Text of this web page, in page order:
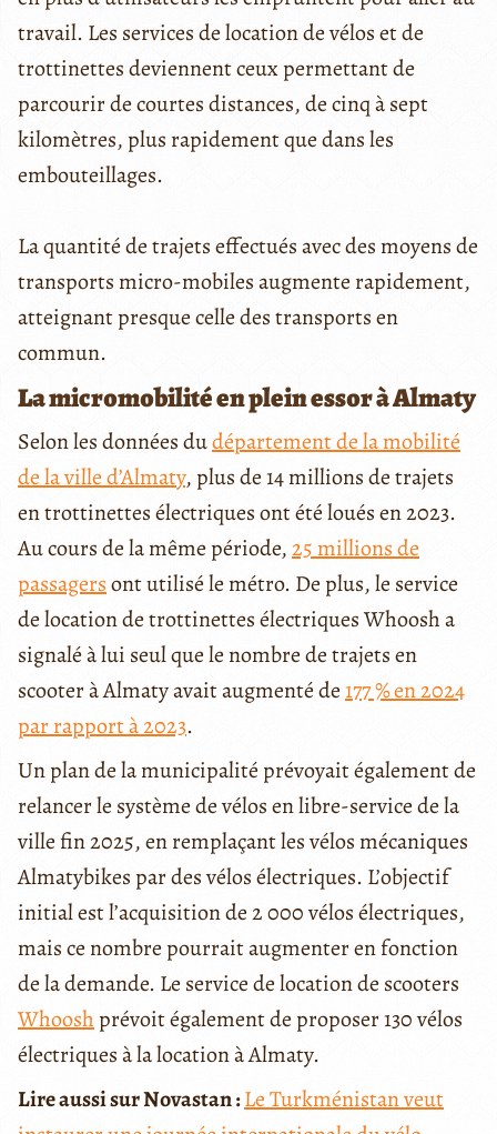
travail. Les services de location de vélos et de
trottinettes deviennent ceux permettant de
parcourir de courtes distances, de cinq à sept
kilomètres, plus rapidement que dans les
embouteillages.
La quantité de trajets effectués avec des moyens de
transports micro-mobiles augmente rapidement,
atteignant presque celle des transports en
commun.
La micromobilité en plein essor à Almaty
Selon les données dudépartement de la mobilité
de la ville d’Almaty, plus de 14 millions de trajets
en trottinettes électriques ont été loués en 2023.
Au cours de la même période,25 millions de
passagersont utilisé le métro. De plus, le service
de location de trottinettes électriques Whoosh a
signalé à lui seul que le nombre de trajets en
scooter à Almaty avait augmenté de177 % en 2024
par rapport à 2023.
Un plan de la municipalité prévoyait également de
relancer le système de vélos en libre-service de la
ville fin 2025, en remplaçant les vélos mécaniques
Almatybikes par des vélos électriques. L’objectif
initial est l’acquisition de 2 000 vélos électriques,
mais ce nombre pourrait augmenter en fonction
de la demande. Le service de location de scooters
Whooshprévoit également de proposer 130 vélos
électriques à la location à Almaty.
Lire aussi sur Novastan :Le Turkménistan veut